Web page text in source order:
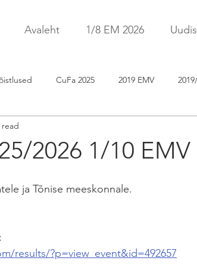
Avaleht 1/8 EM 2026
CuFa 2025 2019 EMV
2021
2026 1/10
ja Tõnise meeskonnale.
results/?p=view_event&id=492657